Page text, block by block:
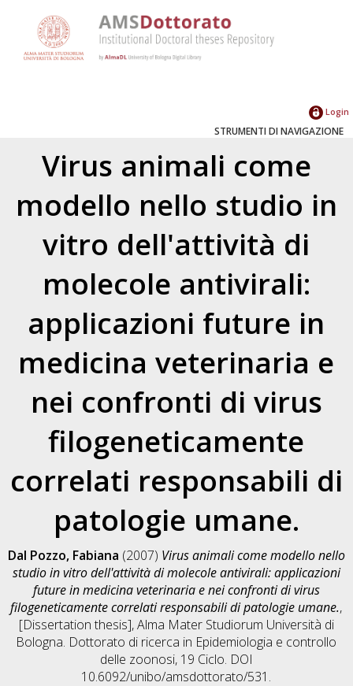
Login
STRUMENTI DI NAVIGAZIONE
Virus animali come
modello nello studio in
vitro dell'attività di
molecole antivirali:
applicazioni future in
medicina veterinaria e
nei confronti di virus
filogeneticamente
correlati responsabili di
patologie umane.
Dal Pozzo, Fabiana (2007) Virus animali come modello nello
studio in vitro dell'attività di molecole antivirali: applicazioni
future in medicina veterinaria e nei confronti di virus
filogeneticamente correlati responsabili di patologie umane.,
[Dissertation thesis], Alma Mater Studiorum Università di
Bologna. Dottorato di ricerca in Epidemiologia e controllo
delle zoonosi, 19 Ciclo. DOI
10.6092/unibo/amsdottorato/531.